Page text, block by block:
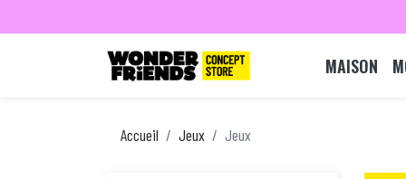
MAISON
Accueil Jeux Jeux